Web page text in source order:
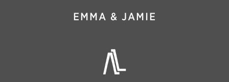
EMMA & JAMIE